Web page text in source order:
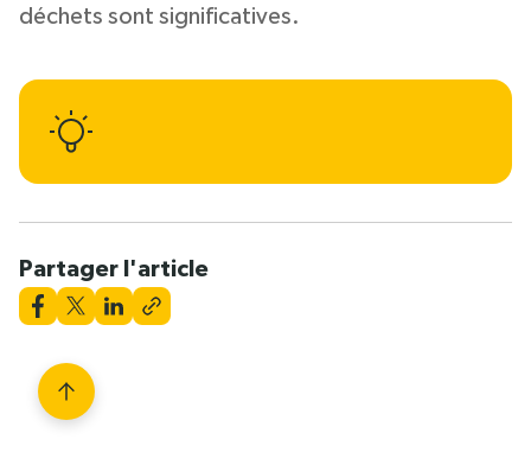
déchets sont significatives.
Partager l'article